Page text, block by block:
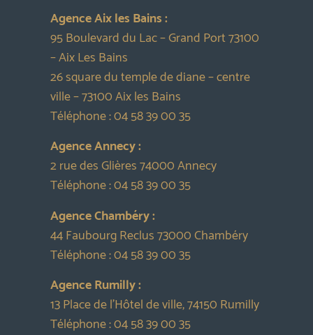
Agence Aix les Bains :
95 Boulevard du Lac – Grand Port 73100
– Aix Les Bains
26 square du temple de diane – centre
ville – 73100 Aix les Bains
Téléphone :04 58 39 00 35
Agence Annecy :
2 rue des Glières 74000 Annecy
Téléphone :04 58 39 00 35
Agence Chambéry :
44 Faubourg Reclus 73000 Chambéry
Téléphone :04 58 39 00 35
Agence Rumilly :
13 Place de l’Hôtel de ville, 74150 Rumilly
Téléphone :04 58 39 00 35